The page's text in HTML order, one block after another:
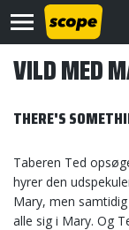
VILD MED
THERE'S
Taberen Ted
hyrer den
Mary, men
alle sig i Mary. Og